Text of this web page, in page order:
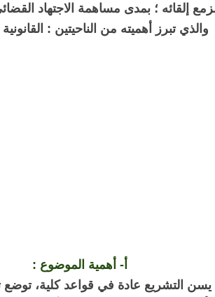
إلقائه ؛ بمدى مساهمة الاجتهاد
والذي تبرز أهميته من الناحيتين :
أ- أهمية الموضوع :
يسن التشريع عادة في قواعد كلية،